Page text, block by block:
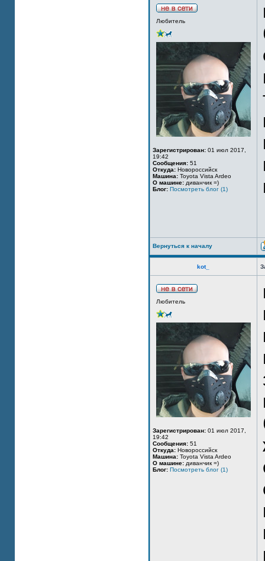
Любитель
Зарегистрирован: 01 июл 2017,
19:42
Сообщения: 51
Откуда: Новороссийск
Машина: Toyota Vista Ardeo
О машине: диванчик =)
Блог: Посмотреть блог (1)
Вернуться к началу
kot_
Любитель
Зарегистрирован: 01 июл 2017,
19:42
Сообщения: 51
Откуда: Новороссийск
Машина: Toyota Vista Ardeo
О машине: диванчик =)
Блог: Посмотреть блог (1)